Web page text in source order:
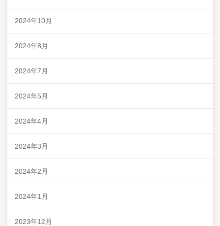
2024年10月
2024年8月
2024年7月
2024年5月
2024年4月
2024年3月
2024年2月
2024年1月
2023年12月